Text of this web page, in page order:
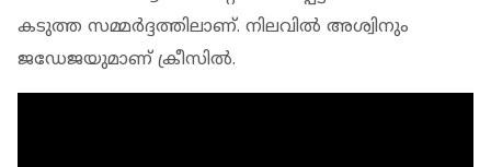
കടുത്ത സമ്മർദ്ദത്തിലാണ്. നിലവിൽ അശ്വിനും
ജഡേജയുമാണ് ക്രീസിൽ.